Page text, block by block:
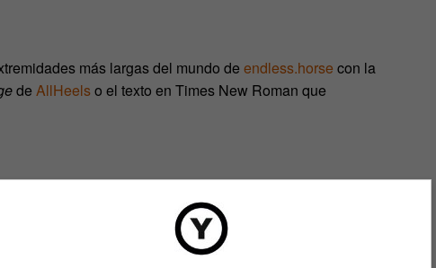
más largas del mundo de endless.horse con la
de AllHeelso el texto en Times New Roman que
de uso y el estado de la cuestión en las reglas de
sino por una cierta actitud a la hora de ocuparse de una